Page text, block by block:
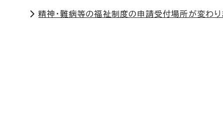
精神・難病等の福祉制度の申請受付場所が変わり